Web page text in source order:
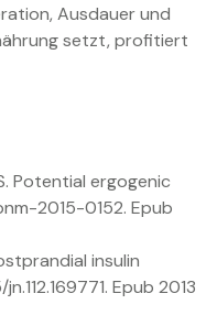
Ausdauer und
setzt, profitiert
Potential ergogenic
2015-0152. Epub
insulin
Epub 2013